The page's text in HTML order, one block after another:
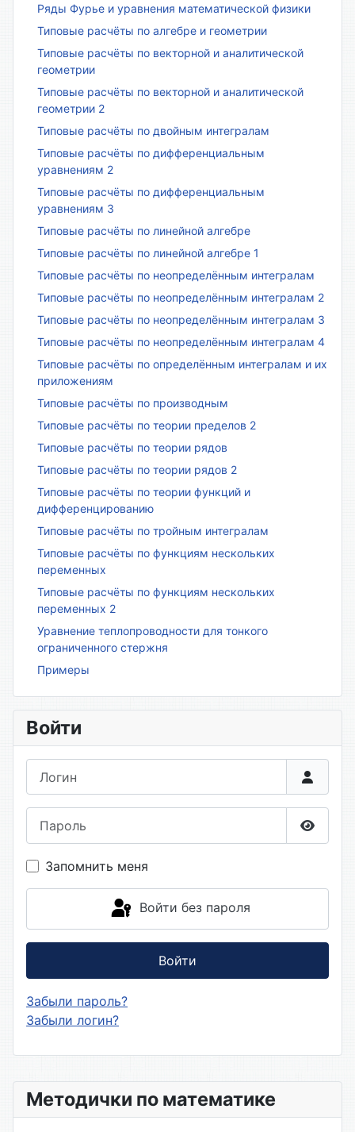
Методички по математике
Ряды Фурье и уравнения математической физики
Типовые расчёты по алгебре и геометрии
Типовые расчёты по векторной и аналитической
геометрии
Типовые расчёты по векторной и аналитической
геометрии 2
Типовые расчёты по двойным интегралам
Типовые расчёты по дифференциальным
уравнениям 2
Типовые расчёты по дифференциальным
уравнениям 3
Типовые расчёты по линейной алгебре
Типовые расчёты по линейной алгебре 1
Типовые расчёты по неопределённым интегралам
Типовые расчёты по неопределённым интегралам 2
Типовые расчёты по неопределённым интегралам 3
Типовые расчёты по неопределённым интегралам 4
Типовые расчёты по определённым интегралам и их
приложениям
Типовые расчёты по производным
Типовые расчёты по теории пределов 2
Типовые расчёты по теории рядов
Типовые расчёты по теории рядов 2
Типовые расчёты по теории функций и
дифференцированию
Типовые расчёты по тройным интегралам
Типовые расчёты по функциям нескольких
переменных
Типовые расчёты по функциям нескольких
переменных 2
Уравнение теплопроводности для тонкого
ограниченного стержня
Примеры
Войти
Запомнить меня
Войти без пароля
Войти
Забыли пароль?
Забыли логин?